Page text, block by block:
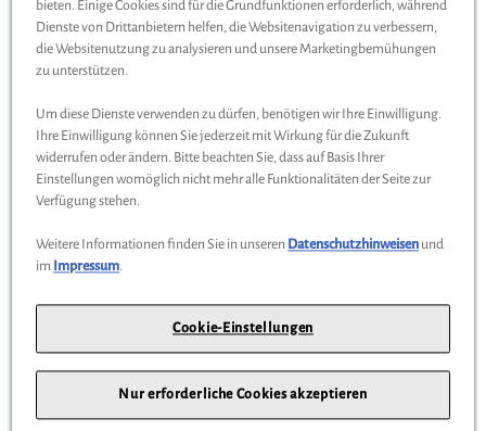
Das könnte Sie interessieren
%
bieten. Einige Cookies sind für die Grundfunktionen erforderlich, während
Dienste von Drittanbietern helfen, die Websitenavigation zu verbessern,
die Websitenutzung zu analysieren und unsere Marketingbemühungen
zu unterstützen.
Um diese Dienste verwenden zu dürfen, benötigen wir Ihre Einwilligung.
Ihre Einwilligung können Sie jederzeit mit Wirkung für die Zukunft
widerrufen oder ändern. Bitte beachten Sie, dass auf Basis Ihrer
Einstellungen womöglich nicht mehr alle Funktionalitäten der Seite zur
Verfügung stehen.
Weitere Informationen finden Sie in unseren Datenschutzhinweisen und
im Impressum.
Cookie-Einstellungen
Nur erforderliche Cookies akzeptieren